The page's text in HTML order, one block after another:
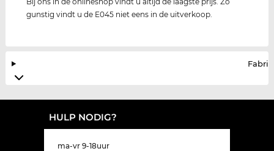
gunstig vindt u de E045 niet eens in de uitverkoop.
HULP NODIG?
ma-vr 9-18uur